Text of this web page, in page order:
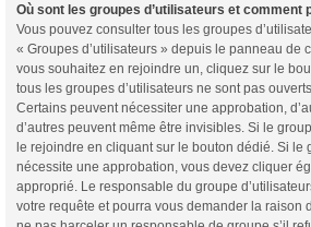
Où sont les groupes d’utilisateurs et comment
Vous pouvez consulter tous les groupes
« Groupes d’utilisateurs » depuis le panneau de
vous souhaitez en rejoindre un, cliquez sur le
tous les groupes d’utilisateurs ne sont pas
Certains peuvent nécessiter une approbation,
d’autres peuvent même être invisibles. Si le
le rejoindre en cliquant sur le bouton dédié. Si le
nécessite une approbation, vous devez cliquer
approprié. Le responsable du groupe
votre requête et pourra vous demander la raison